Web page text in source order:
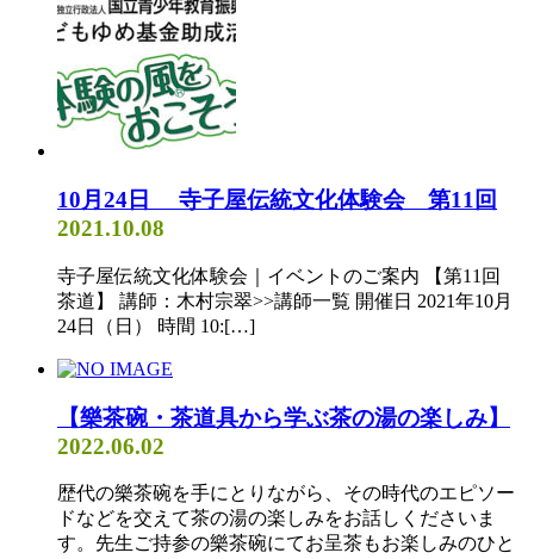
10月24日 寺子屋伝統文化体験会 第11回
2021.10.08
寺子屋伝統文化体験会｜イベントのご案内 【第11回
茶道】 講師：木村宗翠>>講師一覧 開催日 2021年10月
24日（日） 時間 10:[…]
【樂茶碗・茶道具から学ぶ茶の湯の楽しみ】
2022.06.02
歴代の樂茶碗を手にとりながら、その時代のエピソー
ドなどを交えて茶の湯の楽しみをお話しくださいま
す。先生ご持参の樂茶碗にてお呈茶もお楽しみのひと